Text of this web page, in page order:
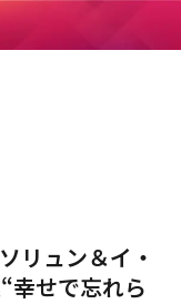
リュン＆イ・
幸せで忘れら